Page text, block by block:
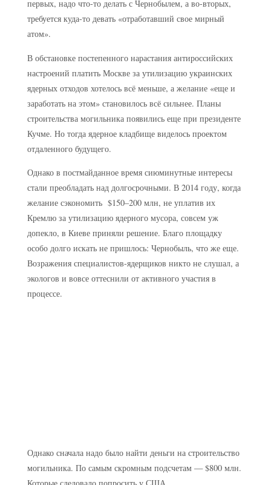
первых, надо что-то делать с Чернобылем, а во-вторых,
требуется куда-то девать «отработавший свое мирный
атом».
В обстановке постепенного нарастания антироссийских
настроений платить Москве за утилизацию украинских
ядерных отходов хотелось всё меньше, а желание «еще и
заработать на этом» становилось всё сильнее. Планы
строительства могильника появились еще при президенте
Кучме. Но тогда ядерное кладбище виделось проектом
отдаленного будущего.
Однако в постмайданное время сиюминутные интересы
стали преобладать над долгосрочными. В 2014 году, когда
желание сэкономить $150–200 млн, не уплатив их
Кремлю за утилизацию ядерного мусора, совсем уж
допекло, в Киеве приняли решение. Благо площадку
особо долго искать не пришлось: Чернобыль, что же еще.
Возражения специалистов-ядерщиков никто не слушал, а
экологов и вовсе оттеснили от активного участия в
процессе.
Однако сначала надо было найти деньги на строительство
могильника. По самым скромным подсчетам — $800 млн.